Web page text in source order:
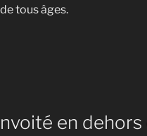
tous âges.
en dehors